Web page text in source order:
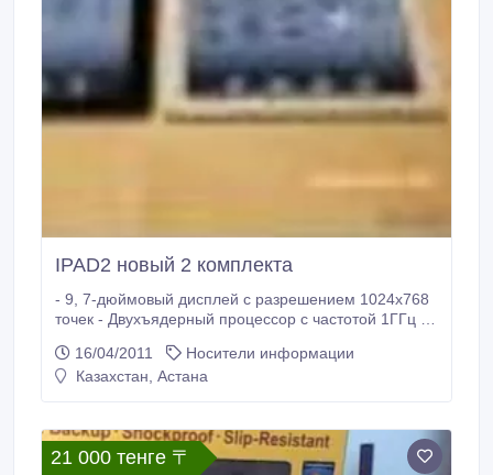
IPAD2 новый 2 комплекта
- 9, 7-дюймовый дисплей с разрешением 1024х768
точек - Двухъядерный процессор с частотой 1ГГц -
система - Фронтальная и задняя камеры - Память
объёмом 16 Гб - Wi-Fi 802.11 a/b/g/n - Bluetooth 2.1
16/04/2011
Носители информации
Казахстан, Астана
21 000 тенге 〒